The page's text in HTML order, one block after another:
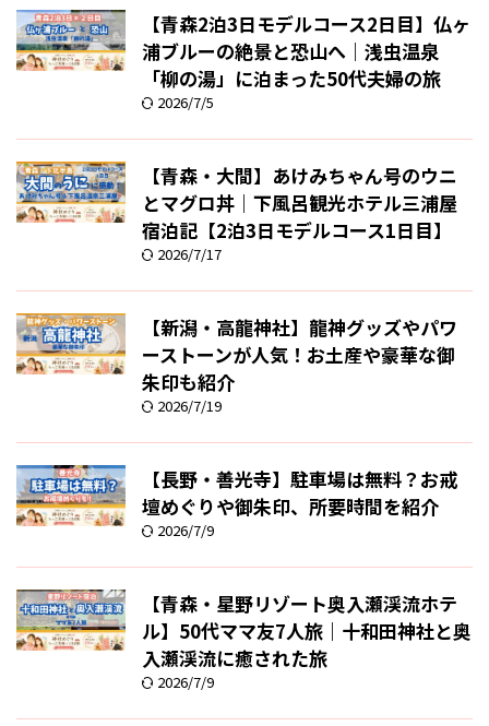
【青森2泊3日モデルコース2日目】仏ヶ
浦ブルーの絶景と恐山へ｜浅虫温泉
「柳の湯」に泊まった50代夫婦の旅
2026/7/5
【青森・大間】あけみちゃん号のウニ
とマグロ丼｜下風呂観光ホテル三浦屋
宿泊記【2泊3日モデルコース1日目】
2026/7/17
【新潟・高龍神社】龍神グッズやパワ
ーストーンが人気！お土産や豪華な御
朱印も紹介
2026/7/19
【長野・善光寺】駐車場は無料？お戒
壇めぐりや御朱印、所要時間を紹介
2026/7/9
【青森・星野リゾート奥入瀬渓流ホテ
ル】50代ママ友7人旅｜十和田神社と奥
入瀬渓流に癒された旅
2026/7/9